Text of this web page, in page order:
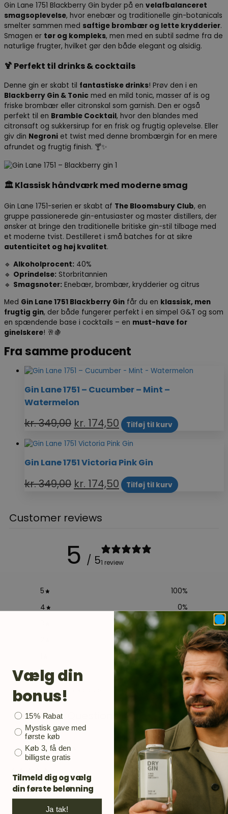
Gin Lane 1751 Blackberry Gin byder på en velafbalanceret
smagsoplevelse, hvor enebær og traditionelle gin-botanicals
smelter sammen med saftige brombær og lette krydderier.
Smagen er tør og kompleks, men med en subtil sødme fra de
naturlige frugter, hvilket gør den både elegant og alsidig.
🍹 Perfekt til drinks & cocktails
Denne gin er skabt til fantastiske drinks! Prøv den i en
Blackberry Gin & Tonic med en mild tonic, masser af is og
friske brombær eller citronskal som garnish. Den er også
perfekt til en Bramble Cocktail, hvor den blandes med
citronsaft og sukkersirup for en frisk og frugtig oplevelse. Eller
giv din Negroni et twist med denne brombærgin for en mere
afrundet og frugtig finish. 🍸✨
🏛Klassisk håndværk med moderne smag
Gin Lane 1751-serien er skabt af The Bloomsbury Club, en
gruppe passionerede gin-entusiaster og master distillers, der
ønsker at bringe den traditionelle britiske gin-stil tilbage med
et moderne tvist. Destilleret i små batches for at sikre
autenticitet og høj kvalitet.
🔹 Alkoholprocent: 40%
🔹 Oprindelse: Storbritannien
🔹 Smagsnoter: Enebær, brombær, krydderier og citrus
Med Gin Lane 1751 Blackberry Gin får du en klassisk, men
frugtig gin, der både fungerer perfekt i en simpel G&T og som
en spændende base i cocktails – en must-have for
ginelskere! 🥂🍇
Fra samme producent
Gin Lane 1751 – Cucumber – Mint –
Watermelon
kr.349,00 kr. 174,50 Tilføj til kurv
Gin Lane 1751 Victoria Pink Gin
kr.349,00 kr. 174,50 Tilføj til kurv
Customer reviews
5 / 51 review
5 100%
4
0%
%
0%
Reviews 1
9 months ago
Peter L.
Verified buyer
God Gin
Vælg din
bonus!
Bonusgave
15% Rabat
Mystisk gave med
første køb
Køb 3, få den
billigste gratis
Tilmeld dig og vælg
din første belønning
Ja tak!